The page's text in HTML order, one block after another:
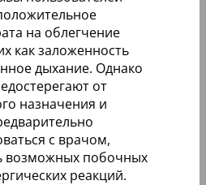
на облегчение
как заложенность
дыхание. Однако
от
назначения и
с врачом,
возможных побочных
реакций.